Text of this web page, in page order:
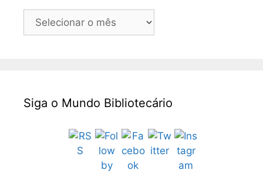
Arquivos
Siga o Mundo Bibliotecário